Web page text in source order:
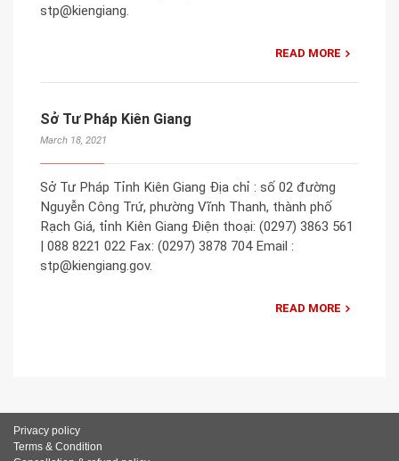
stp@kiengiang.
READ MORE
Sở Tư Pháp Kiên Giang
March 18, 2021
Sở Tư Pháp Tỉnh Kiên Giang Địa chỉ : số 02 đường
Nguyễn Công Trứ, phường Vĩnh Thanh, thành phố
Rạch Giá, tỉnh Kiên Giang Điện thoại: (0297) 3863 561
| 088 8221 022 Fax: (0297) 3878 704 Email :
stp@kiengiang.gov.
READ MORE
Privacy policy
Terms & Condition